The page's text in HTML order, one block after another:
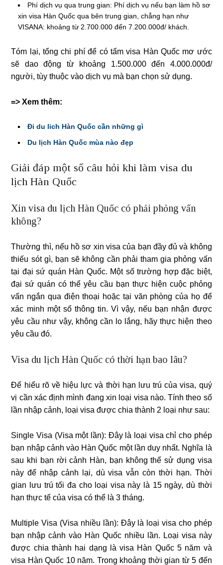
Phí dịch vụ qua trung gian: Phí dịch vụ nếu bạn làm hồ sơ
xin visa Hàn Quốc qua bên trung gian, chẳng hạn như
VISANA: khoảng từ 2.700.000 đến 7.200.000đ/ khách.
Tóm lại, tổng chi phí để có tấm visa Hàn Quốc mơ ước
sẽ dao động từ khoảng 1.500.000 đến 4.000.000đ/
người, tùy thuộc vào dịch vụ mà bạn chọn sử dụng.
=> Xem thêm:
Đi du lich Hàn Quốc cần những gì
Du lịch Hàn Quốc mùa nào đẹp
Giải đáp một số câu hỏi khi làm visa du
lịch Hàn Quốc
Xin visa du lịch Hàn Quốc có phải phỏng vấn
không?
Thường thì, nếu hồ sơ xin visa của bạn đầy đủ và không
thiếu sót gì, bạn sẽ không cần phải tham gia phỏng vấn
tại đại sứ quán Hàn Quốc. Một số trường hợp đặc biệt,
đại sứ quán có thể yêu cầu bạn thực hiện cuộc phỏng
vấn ngắn qua điện thoại hoặc tại văn phòng của họ để
xác minh một số thông tin. Vì vậy, nếu bạn nhận được
yêu cầu như vậy, không cần lo lắng, hãy thực hiện theo
yêu cầu đó.
Visa du lịch Hàn Quốc có thời hạn bao lâu?
Để hiểu rõ về hiệu lực và thời hạn lưu trú của visa, quý
vị cần xác định mình đang xin loại visa nào. Tính theo số
lần nhập cảnh, loại visa được chia thành 2 loại như sau:
Single Visa (Visa một lần): Đây là loại visa chỉ cho phép
bạn nhập cảnh vào Hàn Quốc một lần duy nhất. Nghĩa là
sau khi bạn rời cảnh Hàn, bạn không thể sử dụng visa
này để nhập cảnh lại, dù visa vẫn còn thời hạn. Thời
gian lưu trú tối đa cho loại visa này là 15 ngày, dù thời
hạn thực tế của visa có thể là 3 tháng.
Multiple Visa (Visa nhiều lần): Đây là loại visa cho phép
bạn nhập cảnh vào Hàn Quốc nhiều lần. Loại visa này
được chia thành hai dạng là visa Hàn Quốc 5 năm và
visa Hàn Quốc 10 năm. Trong khoảng thời gian từ 5 đến